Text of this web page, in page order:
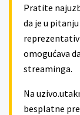
Pratite
da je u
omogućava
streaminga.
Na
besplatne